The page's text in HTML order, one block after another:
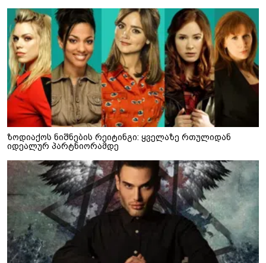
ზოდიაქოს ნიშნების რეიტინგი: ყველაზე რთულიდან
იდეალურ პარტნიორამდე